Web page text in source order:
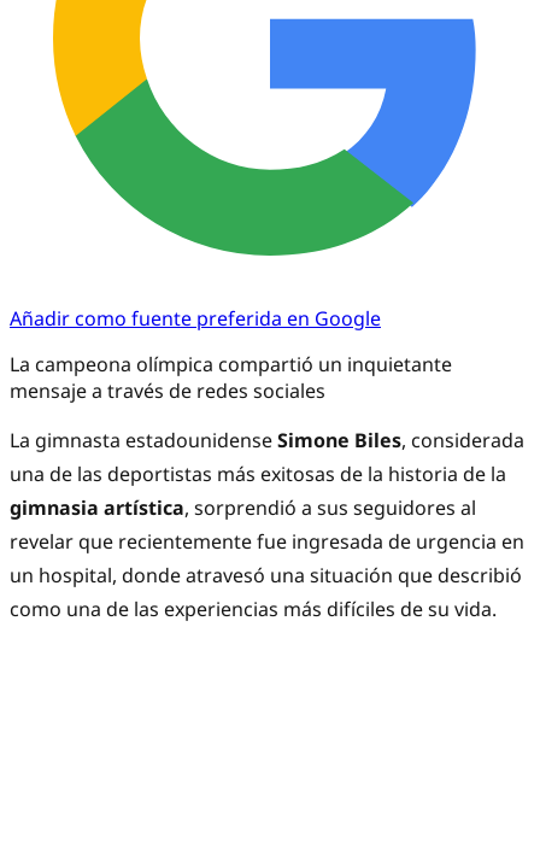
Añadir como fuente preferida en Google
La campeona olímpica compartió un inquietante
mensaje a través de redes sociales
La gimnasta estadounidenseSimone Biles, considerada
una de las deportistas más exitosas de la historia de la
gimnasia artística, sorprendió a sus seguidores al
revelar que recientemente fue ingresada de urgencia en
un hospital, donde atravesó una situación que describió
como una de las experiencias más difíciles de su vida.